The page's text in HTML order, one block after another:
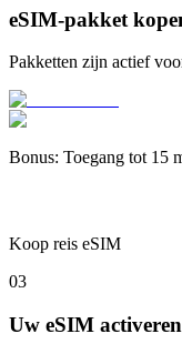
eSIM-pakket
Pakketten zijn actief
Bonus: Toegang tot 15
Koop reis eSIM
03
Uw eSIM activeren